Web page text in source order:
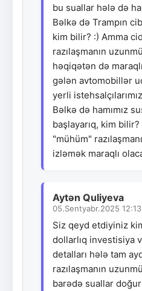
bu suallar hələ də
Bəlkə də Trampın
kim bilir? :) Amma
razılaşmanın
həqiqətən də
gələn avtomobillər
yerli
Bəlkə də hamımız
başlayarıq, kim
"mühüm"
izləmək maraqlı
Aytən Quliyeva
05.Sentyabr.2025 12:13
Siz qeyd etdiyiniz
dollarlıq investisiya
detalları hələ tam
razılaşmanın
barədə suallar